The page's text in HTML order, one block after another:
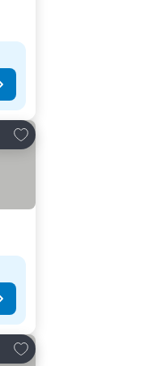
Dodati u favorite
Dodati u favorite